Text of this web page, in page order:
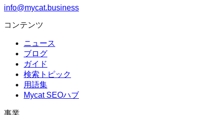
info@mycat.business
コンテンツ
ニュース
ブログ
ガイド
検索トピック
用語集
Mycat SEOハブ